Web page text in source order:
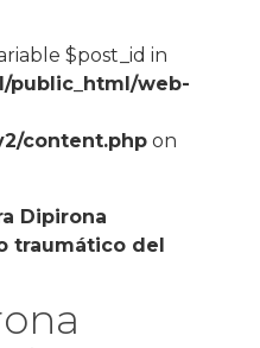
$post_id in
public_html/web-
content.phpon
Dipirona
traumático del